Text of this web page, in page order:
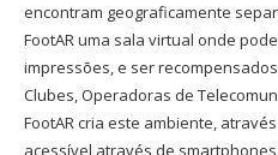
encontram geograficamente
FootAR uma sala virtual onde
impressões, e ser
Clubes, Operadoras de
FootAR cria este ambiente,
acessível através de